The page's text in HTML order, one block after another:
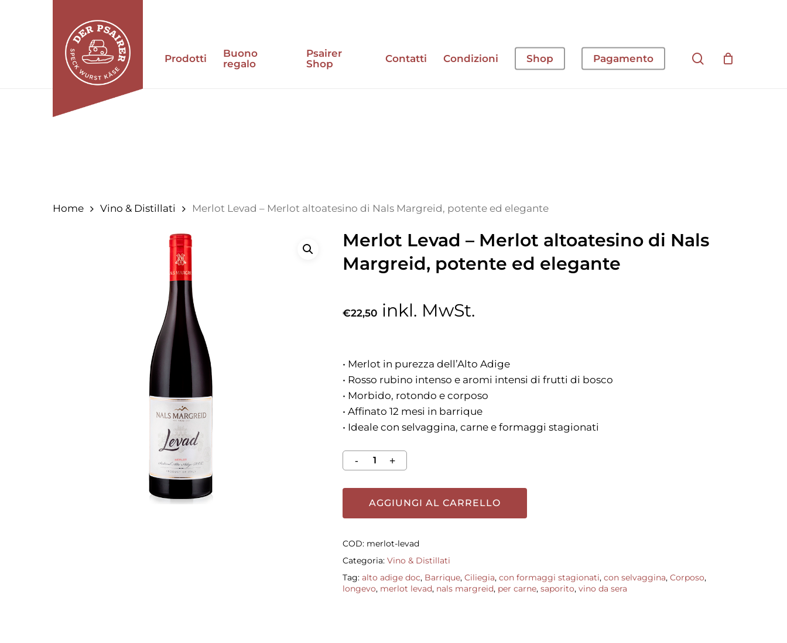
Premi invio per cercare o ESC per chiudere
Prodotti
Buono
regalo
Psairer
Shop
Contatti Condizioni Shop Pagamento cerca
Home Vino & Distillati Merlot Levad – Merlot altoatesino di Nals Margreid, potente ed elegante
Merlot Levad – Merlot altoatesino di Nals
Margreid, potente ed elegante
€22,50 inkl. MwSt.
• Merlot in purezza dell’Alto Adige
• Rosso rubino intenso e aromi intensi di frutti di bosco
• Morbido, rotondo e corposo
• Affinato 12 mesi in barrique
• Ideale con selvaggina, carne e formaggi stagionati
AGGIUNGI AL CARRELLO
COD: merlot-levad
Categoria: Vino & Distillati
Tag: alto adige doc, Barrique, Ciliegia, con formaggi stagionati, con selvaggina, Corposo,
longevo, merlot levad, nals margreid, per carne, saporito, vino da sera